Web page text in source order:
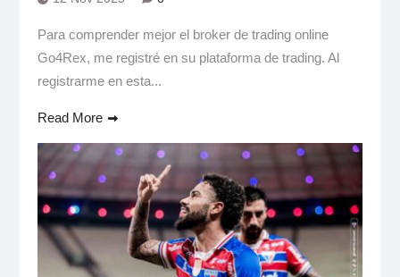
Para comprender mejor el broker de trading online
Go4Rex, me registré en su plataforma de trading. Al
registrarme en esta...
Read More